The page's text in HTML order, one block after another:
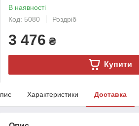
В наявності
Код: 5080
Роздріб
3 476 ₴
Купити
Характеристики Доставка